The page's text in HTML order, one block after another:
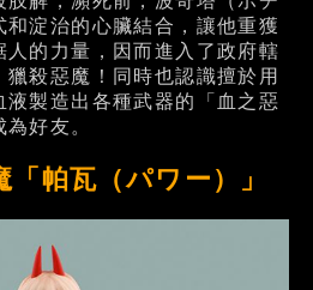
和淀治的心臟結合，讓他重獲
人的力量，因而進入了政府轄
殺惡魔！同時也認識擅於用
液製造出各種武器的「血之惡
好友。
帕瓦（パワー）」